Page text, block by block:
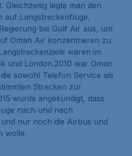
Gleichzeitig legte man den
auf Langstreckenflüge.
bei Gulf Air aus, um
Oman Air konzentrieren zu
waren im
und London.2010 war Oman
sowohl Telefon Service als
Strecken zur
wurde angekündigt, dass
nach und nach
nur noch die Airbus und
wolle.